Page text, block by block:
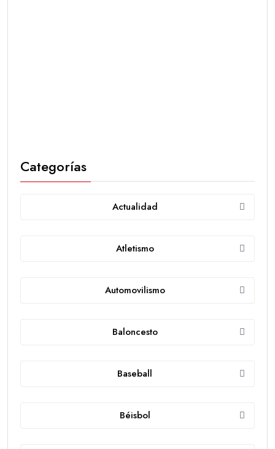
Categorías
Actualidad
Atletismo
Automovilismo
Baloncesto
Baseball
Béisbol